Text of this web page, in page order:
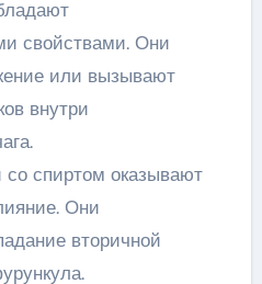
свойствами. Они
или вызывают
внутри
спиртом оказывают
Они
вторичной